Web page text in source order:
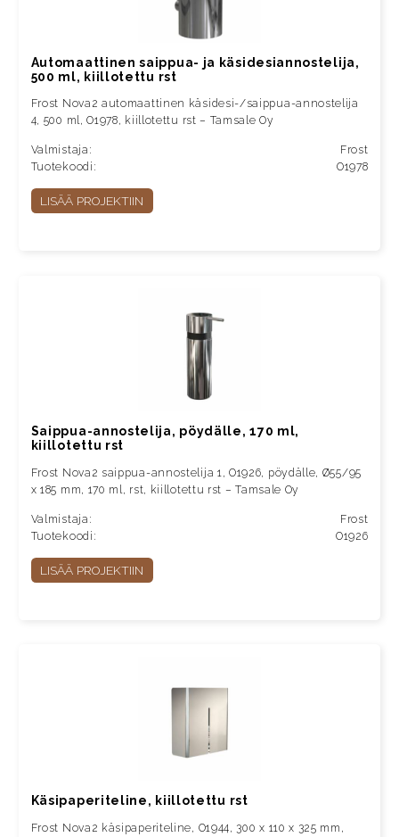
Automaattinen saippua- ja käsidesiannostelija,
500 ml, kiillotettu rst
Frost Nova2 automaattinen käsidesi-/saippua-annostelija
4, 500 ml, O1978, kiillotettu rst – Tamsale Oy
Valmistaja:
Frost
Tuotekoodi:
O1978
LISÄÄ PROJEKTIIN
Saippua-annostelija, pöydälle, 170 ml,
kiillotettu rst
Frost Nova2 saippua-annostelija 1, O1926, pöydälle, Ø55/95
x 185 mm, 170 ml, rst, kiillotettu rst – Tamsale Oy
Valmistaja:
Frost
Tuotekoodi:
O1926
LISÄÄ PROJEKTIIN
Käsipaperiteline, kiillotettu rst
Frost Nova2 käsipaperiteline, O1944, 300 x 110 x 325 mm,